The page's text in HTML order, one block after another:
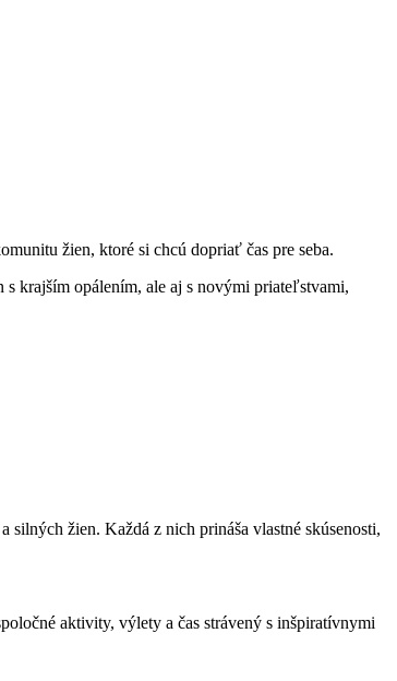
žien, ktoré si chcú dopriať čas pre seba.
s krajším opálením, ale aj s novými priateľstvami,
silných žien. Každá z nich prináša vlastné skúsenosti,
aktivity, výlety a čas strávený s inšpiratívnymi